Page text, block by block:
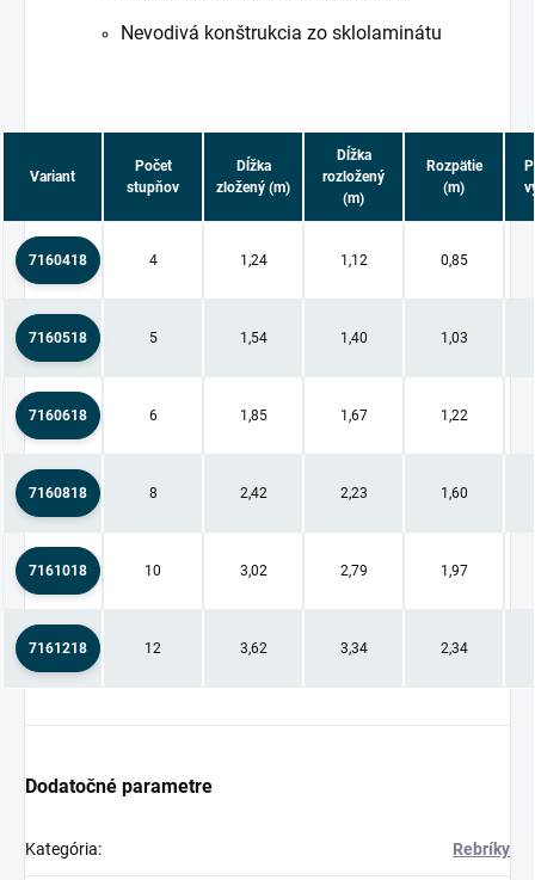
Nevodivá konštrukcia zo sklolaminátu
Variant
Počet
stupňov
Dĺžka
zložený (m)
Dĺžka
rozložený
(m)
Rozpätie
(m)
7160418 4 1,24 1,12 0,85
7160518 5 1,54 1,40 1,03
7160618 6 1,85 1,67 1,22
7160818 8 2,42 2,23 1,60
7161018 10 3,02 2,79 1,97
7161218 12 3,62 3,34 2,34
Dodatočné parametre
Kategória: Rebríky